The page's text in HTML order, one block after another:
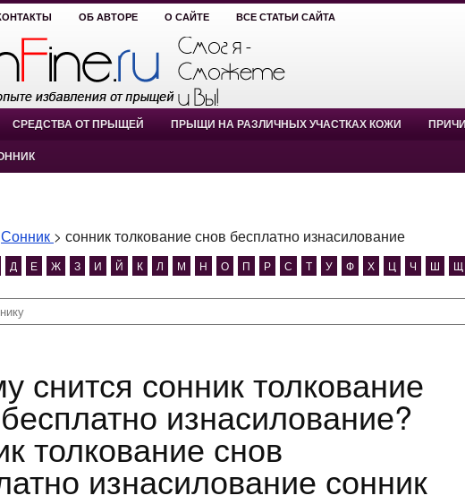
ОБ АВТОРЕ О САЙТЕ ВСЕ СТАТЬИ САЙТА
СРЕДСТВА ОТ ПРЫЩЕЙ ПРЫЩИ НА РАЗЛИЧНЫХ УЧАСТКАХ КОЖИ
Сонник > сонник толкование снов бесплатно изнасилование
Д Е Ж З И Й К Л М Н О П Р С Т У Ф Х Ц Ч Ш Щ
изнасилование?
толкование снов
изнасилование сонник